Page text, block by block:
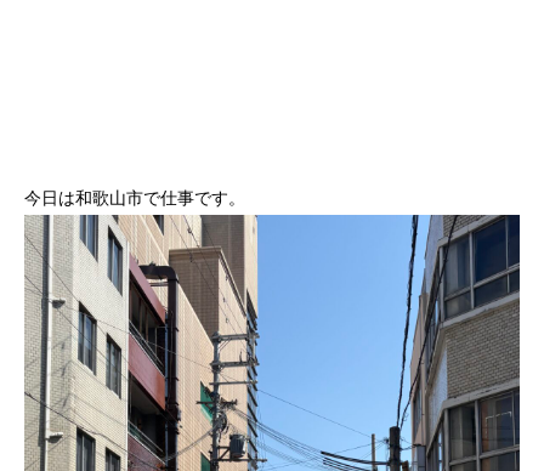
今日は和歌山市で仕事です。